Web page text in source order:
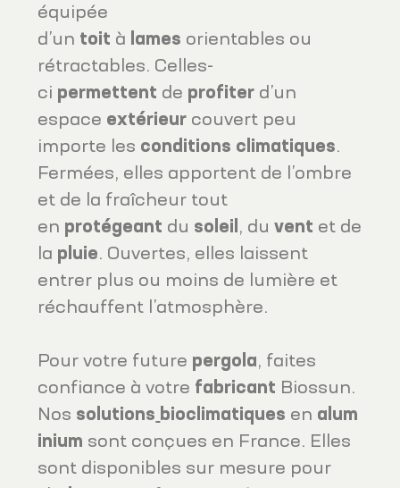
équipée
d’un toit à lames orientables ou
rétractables. Celles-
ci permettent de profiter d’un
espace extérieur couvert peu
importe les conditions climatiques.
Fermées, elles apportent de l’ombre
et de la fraîcheur tout
en protégeant du soleil , duvent et de
la pluie. Ouvertes, elles laissent
entrer plus ou moins de lumière et
réchauffent l’atmosphère.
Pour votre future pergola, faites
confiance à votre fabricant Biossun.
Nos solutions bioclimatiques en alum
inium sont conçues en France. Elles
sont disponibles sur mesure pour